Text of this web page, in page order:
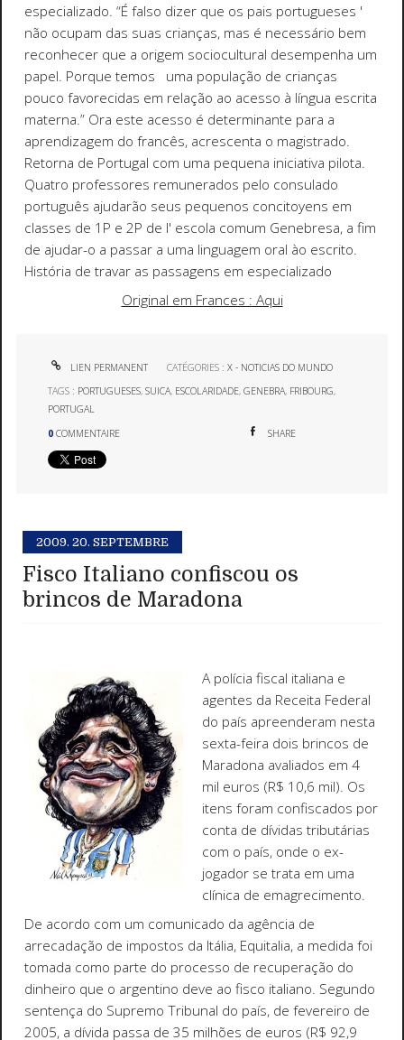
especializado. “É falso dizer que os pais portugueses '
não ocupam das suas crianças, mas é necessário bem
reconhecer que a origem sociocultural desempenha um
papel. Porque temos uma população de crianças
pouco favorecidas em relação ao acesso à língua escrita
materna.” Ora este acesso é determinante para a
aprendizagem do francês, acrescenta o magistrado.
Retorna de Portugal com uma pequena iniciativa pilota.
Quatro professores remunerados pelo consulado
português ajudarão seus pequenos concitoyens em
classes de 1P e 2P de l' escola comum Genebresa, a fim
de ajudar-o a passar a uma linguagem oral ào escrito.
História de travar as passagens em especializado
Original em Frances : Aqui
LIEN PERMANENT CATÉGORIES :X - NOTICIAS DO MUNDO
TAGS : PORTUGUESES,SUICA, ESCOLARIDADE,GENEBRA, FRIBOURG,
PORTUGAL
0 COMMENTAIRE SHARE
2009. 20. SEPTEMBRE
Fisco Italiano confiscou os
brincos de Maradona
A polícia fiscal italiana e
agentes da Receita Federal
do país apreenderam nesta
sexta-feira dois brincos de
Maradona avaliados em 4
mil euros (R$ 10,6 mil). Os
itens foram confiscados por
conta de dívidas tributárias
com o país, onde o ex-
jogador se trata em uma
clínica de emagrecimento.
De acordo com um comunicado da agência de
arrecadação de impostos da Itália, Equitalia, a medida foi
tomada como parte do processo de recuperação do
dinheiro que o argentino deve ao fisco italiano. Segundo
sentença do Supremo Tribunal do país, de fevereiro de
2005, a dívida passa de 35 milhões de euros (R$ 92,9